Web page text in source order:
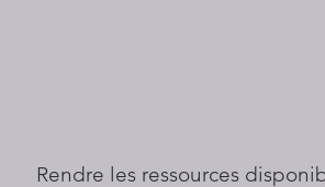
​Rendre les ressources